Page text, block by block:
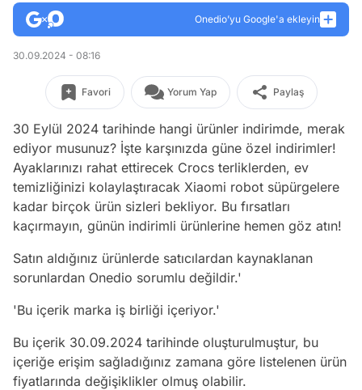
Onedio’yu Google'a ekleyin
30.09.2024 - 08:16
Favori Yorum Yap Paylaş
30 Eylül 2024 tarihinde hangi ürünler indirimde, merak
ediyor musunuz? İşte karşınızda güne özel indirimler!
Ayaklarınızı rahat ettirecek Crocs terliklerden, ev
temizliğinizi kolaylaştıracak Xiaomi robot süpürgelere
kadar birçok ürün sizleri bekliyor. Bu fırsatları
kaçırmayın, günün indirimli ürünlerine hemen göz atın!
Satın aldığınız ürünlerde satıcılardan kaynaklanan
sorunlardan Onedio sorumlu değildir.'
'Bu içerik marka iş birliği içeriyor.'
Bu içerik 30.09.2024 tarihinde oluşturulmuştur, bu
içeriğe erişim sağladığınız zamana göre listelenen ürün
fiyatlarında değişiklikler olmuş olabilir.